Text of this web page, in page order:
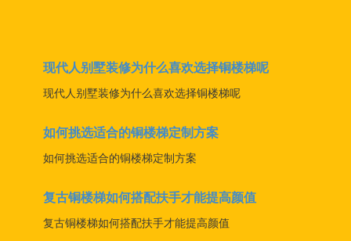
现代人别墅装修为什么喜欢选择铜楼梯呢
现代人别墅装修为什么喜欢选择铜楼梯呢
如何挑选适合的铜楼梯定制方案
如何挑选适合的铜楼梯定制方案
复古铜楼梯如何搭配扶手才能提高颜值
复古铜楼梯如何搭配扶手才能提高颜值